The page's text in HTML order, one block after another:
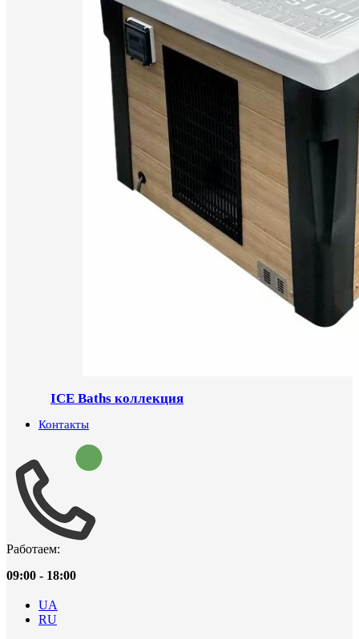
ICE Baths коллекция
Контакты
Работаем:
09:00 - 18:00
UA
RU